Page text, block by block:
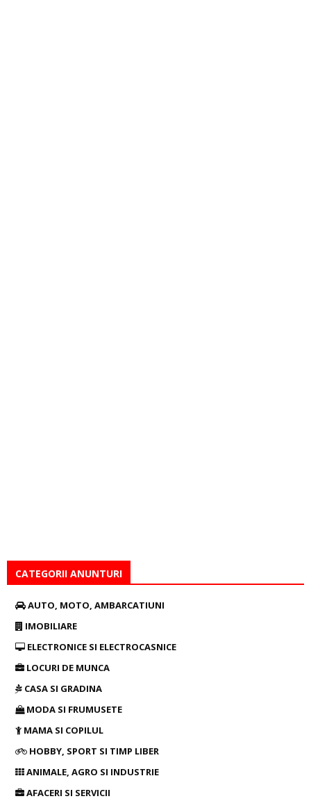
CATEGORII ANUNTURI
AUTO, MOTO, AMBARCATIUNI
IMOBILIARE
ELECTRONICE SI ELECTROCASNICE
LOCURI DE MUNCA
CASA SI GRADINA
MODA SI FRUMUSETE
MAMA SI COPILUL
HOBBY, SPORT SI TIMP LIBER
ANIMALE, AGRO SI INDUSTRIE
AFACERI SI SERVICII